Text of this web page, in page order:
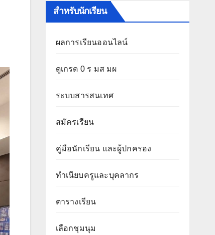
สำหรับนักเรียน
ผลการเรียนออนไลน์
ดูเกรด 0 ร มส มผ
ระบบสารสนเทศ
สมัครเรียน
คู่มือนักเรียน และผู้ปกครอง
ทำเนียบครูและบุคลากร
ตารางเรียน
เลือกชุมนุม